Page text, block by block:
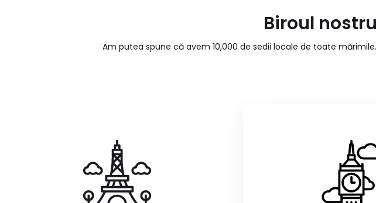
Biroul
Am putea spune că avem 10,000 de sedii locale de toate